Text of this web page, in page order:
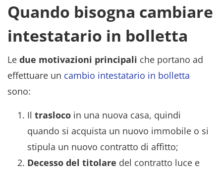
Quando bisogna cambiare
intestatario in bolletta
Le due motivazioni principali che portano ad
effettuare un cambio intestatario in bolletta
sono:
Il trasloco in una nuova casa, quindi
quando si acquista un nuovo immobile o si
stipula un nuovo contratto di affitto;
Decesso del titolare del contratto luce e